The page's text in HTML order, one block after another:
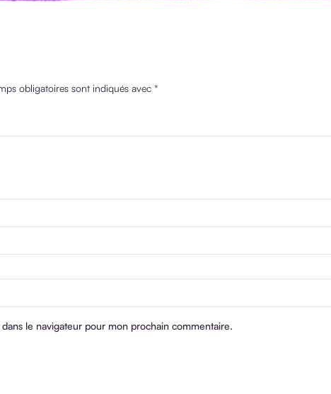
obligatoires sont indiqués avec *
le navigateur pour mon prochain commentaire.